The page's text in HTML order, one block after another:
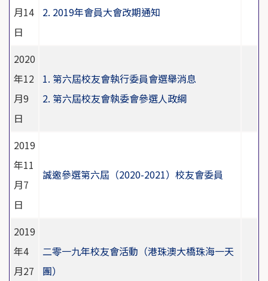
月14
日
2. 2019年會員大會改期通知
2020
年12
月9
日
1. 第六屆校友會執行委員會選舉消息
2. 第六屆校友會執委會參選人政綱
2019
年11
月7
日
誠邀參選第六屆（2020-2021）校友會委員
2019
年4
月27
二零一九年校友會活動（港珠澳大橋珠海一天
團）